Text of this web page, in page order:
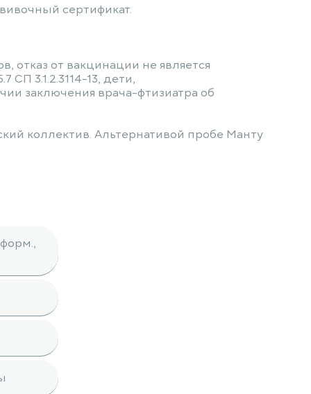
сертификат.
от вакцинации не является
3.1.2.3114-13, дети,
заключения врача-фтизиатра об
коллектив. Альтернативой пробе Манту